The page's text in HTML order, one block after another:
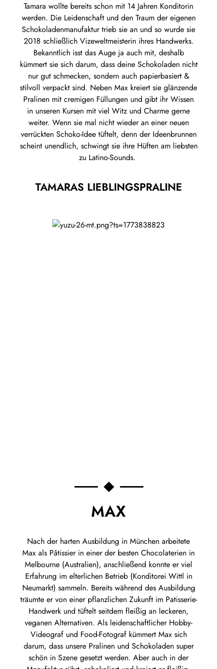
Tamara wollte bereits schon mit 14 Jahren Konditorin
werden. Die Leidenschaft und den Traum der eigenen
Schokoladenmanufaktur trieb sie an und so wurde sie
2018 schließlich Vizeweltmeisterin ihres Handwerks.
Bekanntlich isst das Auge ja auch mit, deshalb
kümmert sie sich darum, dass deine Schokoladen nicht
nur gut schmecken, sondern auch papierbasiert &
stilvoll verpackt sind. Neben Max kreiert sie glänzende
Pralinen mit cremigen Füllungen und gibt ihr Wissen
in unseren Kursen mit viel Witz und Charme gerne
weiter. Wenn sie mal nicht wieder an einer neuen
verrückten Schoko-Idee tüftelt, denn der Ideenbrunnen
scheint unendlich, schwingt sie ihre Hüften am liebsten
zu Latino-Sounds.
TAMARAS LIEBLINGSPRALINE
MAX
Nach der harten Ausbildung in München arbeitete
Max als Pâtissier in einer der besten Chocolaterien in
Melbourne (Australien), anschließend konnte er viel
Erfahrung im elterlichen Betrieb (Konditorei Wittl in
Neumarkt) sammeln. Bereits während des Ausbildung
träumte er von einer pflanzlichen Zukunft im Patisserie-
Handwerk und tüftelt seitdem fleißig an leckeren,
veganen Alternativen. Als leidenschaftlicher Hobby-
Videograf und Food-Fotograf kümmert Max sich
darum, dass unsere Pralinen und Schokoladen super
schön in Szene gesetzt werden. Aber auch in der